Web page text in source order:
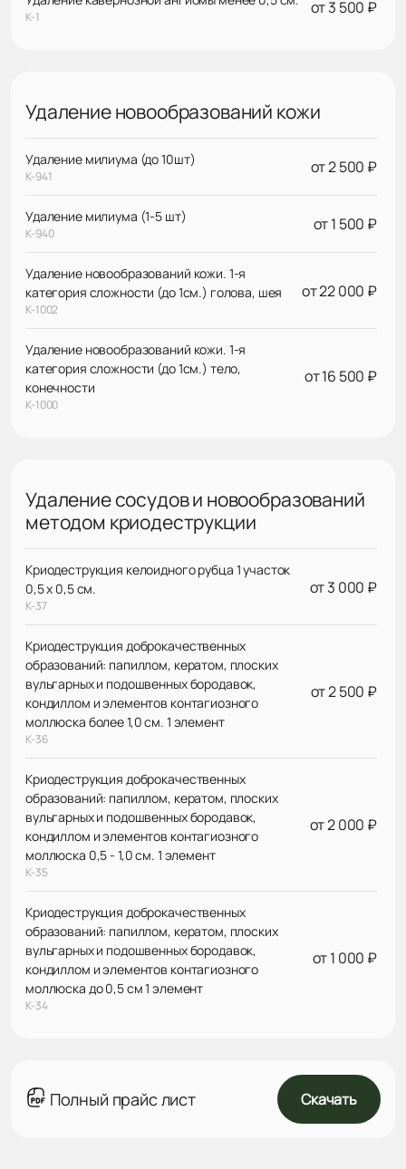
К-1 от 3 500 ₽
Удаление новообразований кожи
Удаление милиума (до 10шт)
К-941 от 2 500 ₽
Удаление милиума (1-5 шт)
К-940 от 1 500 ₽
Удаление новообразований кожи. 1-я
категория сложности (до 1см.) голова, шея
К-1002
от 22 000 ₽
Удаление новообразований кожи. 1-я
категория сложности (до 1см.) тело,
конечности
К-1000
от 16 500 ₽
Удаление сосудов и новообразований
методом криодеструкции
Криодеструкция келоидного рубца 1 участок
0,5 х 0,5 см.
К-37
от 3 000 ₽
Криодеструкция доброкачественных
образований: папиллом, кератом, плоских
вульгарных и подошвенных бородавок,
кондиллом и элементов контагиозного
моллюска более 1,0 см. 1 элемент
К-36
от 2 500 ₽
Криодеструкция доброкачественных
образований: папиллом, кератом, плоских
вульгарных и подошвенных бородавок,
кондиллом и элементов контагиозного
моллюска 0,5 - 1,0 см. 1 элемент
К-35
от 2 000 ₽
Криодеструкция доброкачественных
образований: папиллом, кератом, плоских
вульгарных и подошвенных бородавок,
кондиллом и элементов контагиозного
моллюска до 0,5 см 1 элемент
К-34
от 1 000 ₽
Полный прайс лист Скачать